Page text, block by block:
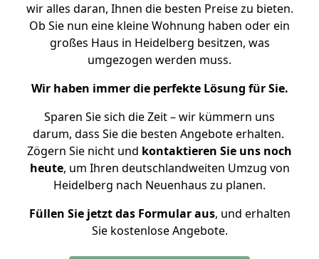
wir alles daran, Ihnen die besten Preise zu bieten.
Ob Sie nun eine kleine Wohnung haben oder ein
großes Haus in Heidelberg besitzen, was
umgezogen werden muss.
Wir haben immer die perfekte Lösung für Sie.
Sparen Sie sich die Zeit – wir kümmern uns
darum, dass Sie die besten Angebote erhalten.
Zögern Sie nicht und kontaktieren Sie uns noch
heute, um Ihren deutschlandweiten Umzug von
Heidelberg nach Neuenhaus zu planen.
Füllen Sie jetzt das Formular aus, und erhalten
Sie kostenlose Angebote.